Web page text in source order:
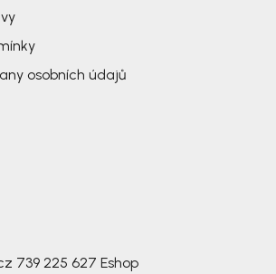
osobních údajů
739 225 627 Eshop